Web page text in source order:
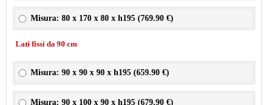
Misura: 80 x 170 x 80 x h195 (769.90 €)
Lati fissi da 90 cm
Misura: 90 x 90 x 90 x h195 (659.90 €)
Misura: 90 x 100 x 90 x h195 (679.90 €)